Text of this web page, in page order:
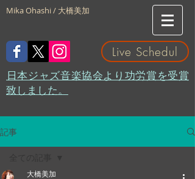
Mika Ohashi / 大橋美加
Live Schedul
​日本ジャズ音楽協会より功労賞を受賞
致しました。
記事
大橋美加